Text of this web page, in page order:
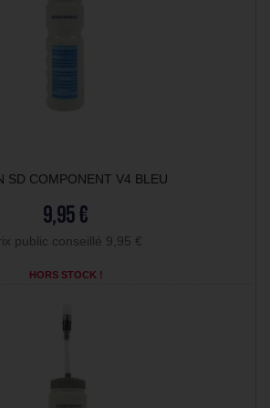
SD COMPONENT V4 BLEU
9,95 €
public conseillé 9,95 €
HORS STOCK !